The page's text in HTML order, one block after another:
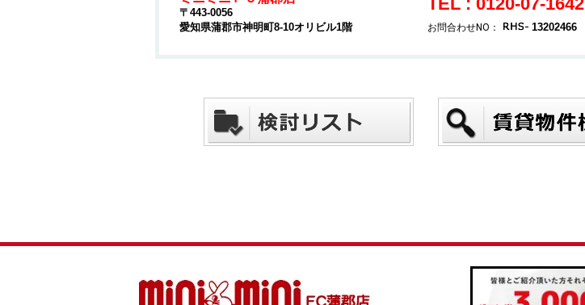
〒443-0056
愛知県蒲郡市神明町8-10オリビル1階
お問合わせNO： 13202466